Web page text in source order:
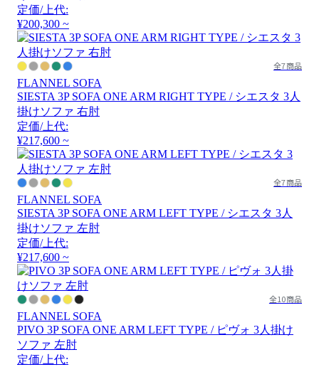
定価/上代:
¥200,300 ~
全7商品
FLANNEL SOFA
SIESTA 3P SOFA ONE ARM RIGHT TYPE / シエスタ 3人
掛けソファ 右肘
定価/上代:
¥217,600 ~
全7商品
FLANNEL SOFA
SIESTA 3P SOFA ONE ARM LEFT TYPE / シエスタ 3人
掛けソファ 左肘
定価/上代:
¥217,600 ~
全10商品
FLANNEL SOFA
PIVO 3P SOFA ONE ARM LEFT TYPE / ピヴォ 3人掛け
ソファ 左肘
定価/上代: